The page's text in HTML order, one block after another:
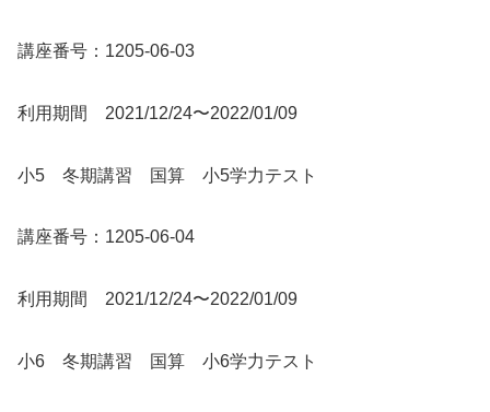
講座番号：1205-06-03
利用期間 2021/12/24〜2022/01/09
小5 冬期講習 国算 小5学力テスト
講座番号：1205-06-04
利用期間 2021/12/24〜2022/01/09
小6 冬期講習 国算 小6学力テスト